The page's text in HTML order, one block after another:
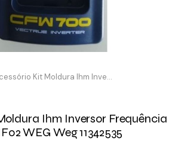
Acessório Kit Moldura Ihm Inversor Frequência Cfw700 RHMIF02 WEG Weg 11342535
Ihm Inversor Frequência
WEG Weg 11342535